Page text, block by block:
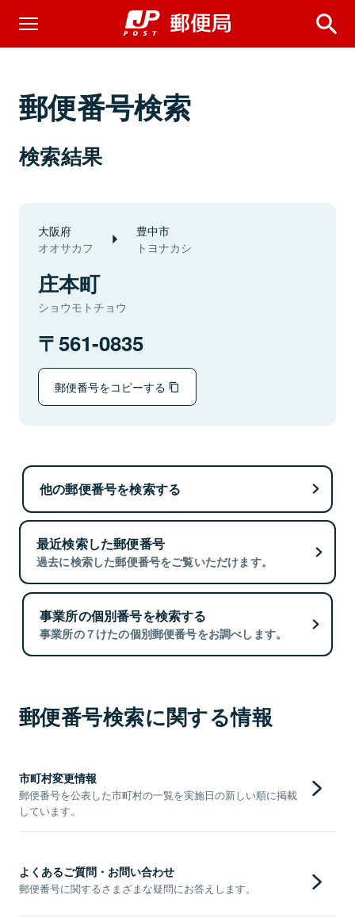
郵便番号検索
検索結果
大阪府
オオサカフ
豊中市
トヨナカシ
庄本町
ショウモトチョウ
561-0835
郵便番号をコピーする
他の郵便番号を検索する
最近検索した郵便番号
過去に検索した郵便番号をご覧いただけます。
事業所の個別番号を検索する
事業所の７けたの個別郵便番号をお調べします。
郵便番号検索に関する情報
市町村変更情報
郵便番号を公表した市町村の一覧を実施日の新しい順に掲載
しています。
よくあるご質問・お問い合わせ
郵便番号に関するさまざまな疑問にお答えします。